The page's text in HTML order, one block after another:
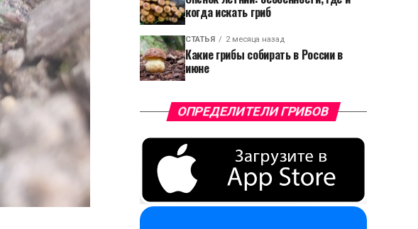
когда искать гриб
СТАТЬЯ 2 месяца назад
Какие грибы собирать в России в
июне
ОПРЕДЕЛИТЕЛИ ГРИБОВ